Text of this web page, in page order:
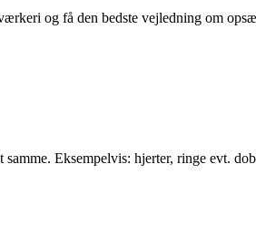
og få den bedste vejledning om
Eksempelvis: hjerter, ringe evt.